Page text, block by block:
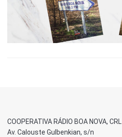
COOPERATIVA RÁDIO BOA NOVA, CRL
Av. Calouste Gulbenkian, s/n